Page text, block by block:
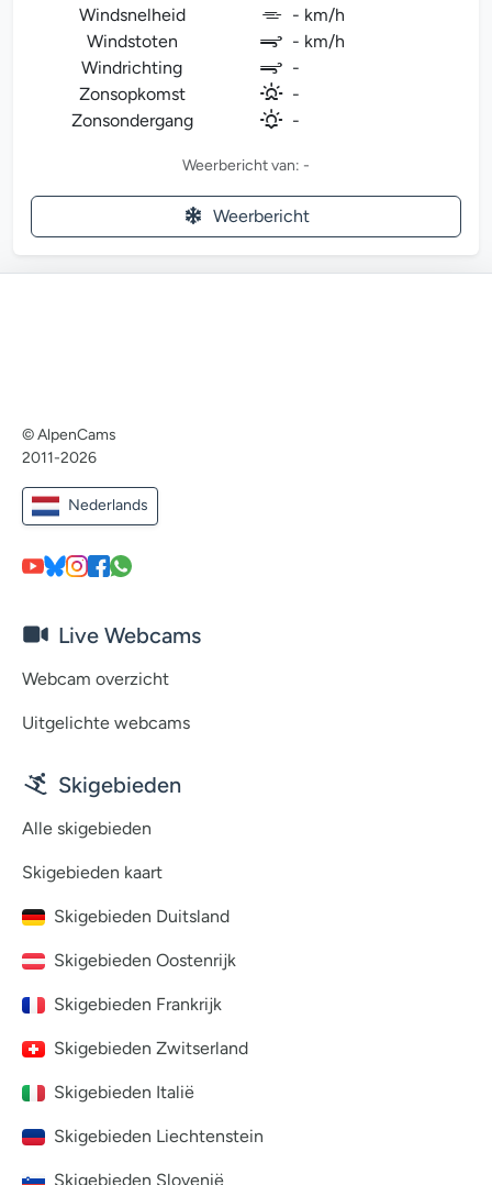
Windsnelheid
- km/h
Windstoten
- km/h
Windrichting
-
Zonsopkomst
-
Zonsondergang
-
Weerbericht van: -
Weerbericht
© AlpenCams
2011-2026
Nederlands
Live Webcams
Webcam overzicht
Uitgelichte webcams
Skigebieden
Alle skigebieden
Skigebieden kaart
Skigebieden Duitsland
Skigebieden Oostenrijk
Skigebieden Frankrijk
Skigebieden Zwitserland
Skigebieden Italië
Skigebieden Liechtenstein
Skigebieden Slovenië